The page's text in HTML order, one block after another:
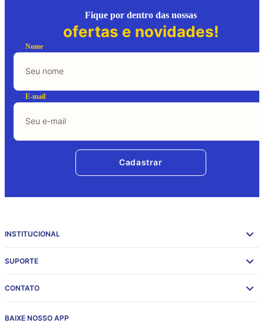
Fique por dentro das nossas
ofertas e novidades!
Nome
E-mail
Cadastrar
INSTITUCIONAL
SUPORTE
CONTATO
BAIXE NOSSO APP